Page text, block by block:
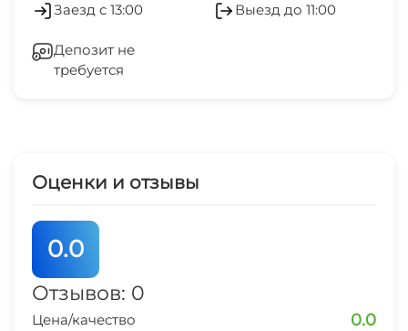
Фитнес-центр
Теннисный корт
Массаж
Гладильные принадлежности
Пляжные зонтики
Охраняемая территория
Заезд с 13:00 Выезд до 11:00
Депозит не
требуется
Оценки и отзывы
0.0
Отзывов: 0
Цена/качество 0.0